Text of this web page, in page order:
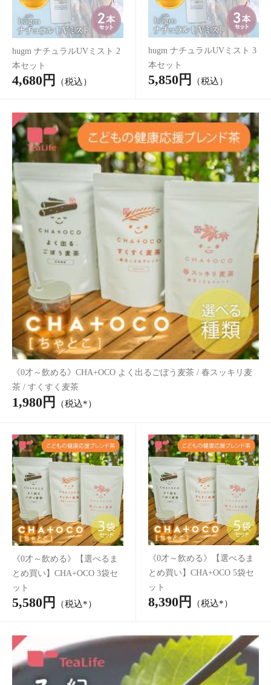
アレンジルイボスティー シャインマスカット カップ用30個入
平切り干し芋 紅はるちゃん いも切り 国産 べにはるか 長期保存
740円 （税込*）
あずき茶ルイボスブレンド ポット用50個入
1,620円（税込*）